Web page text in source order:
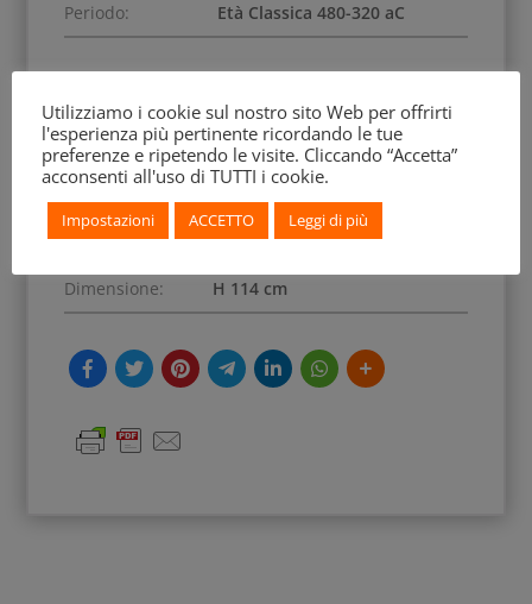
Periodo: Età Classica 480-320 aC
Attribuzione: n/d
Iscrizione: n/d
Dimensione: H 114 cm
Utilizziamo i cookie sul nostro sito Web per offrirti
l'esperienza più pertinente ricordando le tue
preferenze e ripetendo le visite. Cliccando “Accetta”
acconsenti all'uso di TUTTI i cookie.
Impostazioni ACCETTO Leggi di più